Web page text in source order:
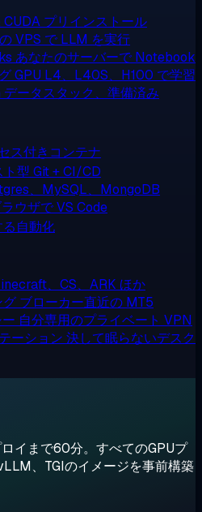
CUDA プリインストール
VPS で LLM を実行
あなたのサーバーで Notebook
GPU L4、L40S、H100 で学習
ータスタック、準備済み
ス付きコンテナ
ト型 Git + CI/CD
、MySQL、MongoDB
ウザで VS Code
自動化
、CS、ARK ほか
グ ブローカー直近の MT5
自分専用のプライベート VPN
ーション 決して眠らないデスク
イまで60分。すべてのGPUプ
、TGIのイメージを事前構築